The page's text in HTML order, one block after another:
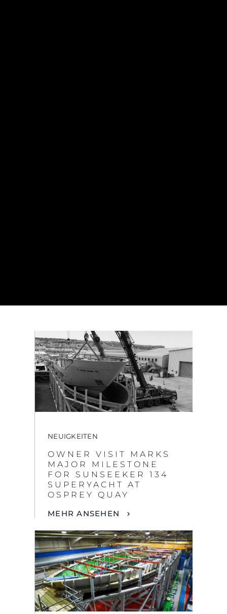
NEUIGKEITEN
OWNER VISIT MARKS
SUPERYACHT AT
OSPREY QUAY
MEHR ANSEHEN
NEUIGKEITEN
LAYER BY LAYER, A